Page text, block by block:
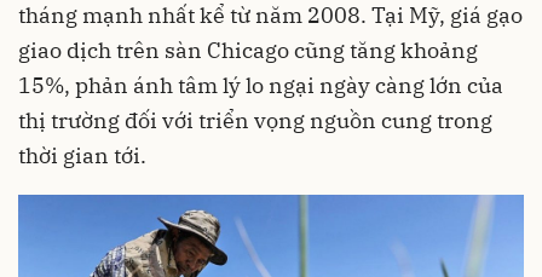
tháng mạnh nhất kể từ năm 2008. Tại Mỹ, giá gạo
giao dịch trên sàn Chicago cũng tăng khoảng
15%, phản ánh tâm lý lo ngại ngày càng lớn của
thị trường đối với triển vọng nguồn cung trong
thời gian tới.